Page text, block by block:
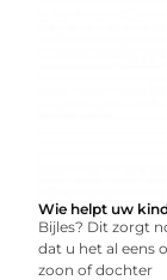
Wie helpt uw
Bijles? Dit zorgt
dat u het al eens
zoon of dochter